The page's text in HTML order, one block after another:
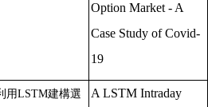
Option Market - A
Case Study of Covid-
19
用LSTM建構選
A LSTM Intraday